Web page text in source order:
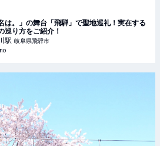
は。」の舞台「飛騨」で聖地巡礼！実在する
巡り方をご紹介！
駅 岐阜県飛騨市